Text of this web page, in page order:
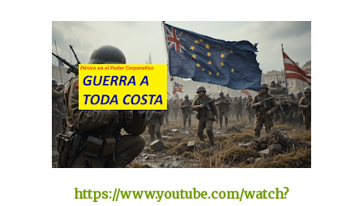
https://www.youtube.com/watch?